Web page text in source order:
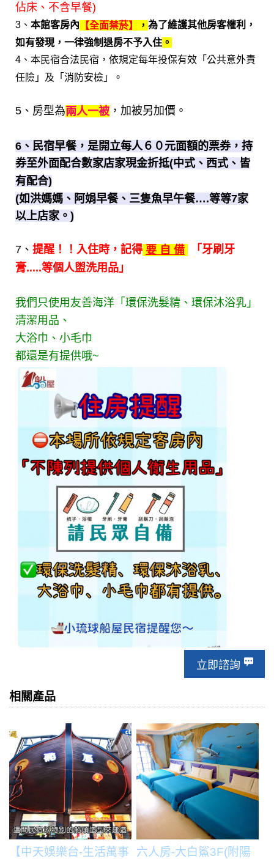
佔床、不含早餐)
3、 本館客房內 【全面禁菸】 ， 為了維護其他房客權利，
如有發現，一律強制退房不予入住 。
4、 本民宿合法民宿，依規定每年投保有效「公共意外責
任險」及「消防安檢」
。
5、房型為兩人一被 ，加被另加價。
6、民宿早餐，是開立每人６０元面額的票券，持
券至外面配合數家店家現金折抵(中式、西式、皆
有配合)
(如洪媽媽、阿娟早餐、三隻魚早午餐….等等7家
以上店家。)
7、 提醒！！入住時，記得 要 自 備
「牙刷牙
膏.....等個人盥洗用品」
我們只使用友善海洋「環保洗髮精、環保沐浴乳」
清潔用品、
大浴巾、小毛巾
都還是有提供哦~
立即諮詢
相關產品
【中天娛樂台-生活萬事
六人房-大白鯊3F(附陽